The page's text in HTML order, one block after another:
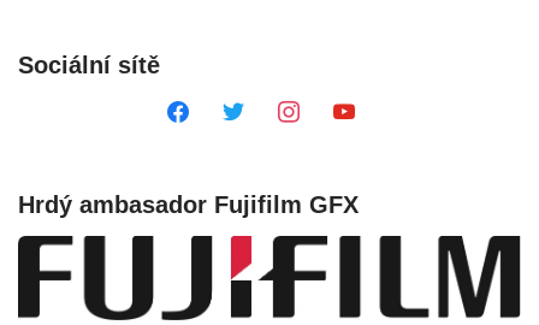
Sociální sítě
Hrdý ambasador Fujifilm GFX